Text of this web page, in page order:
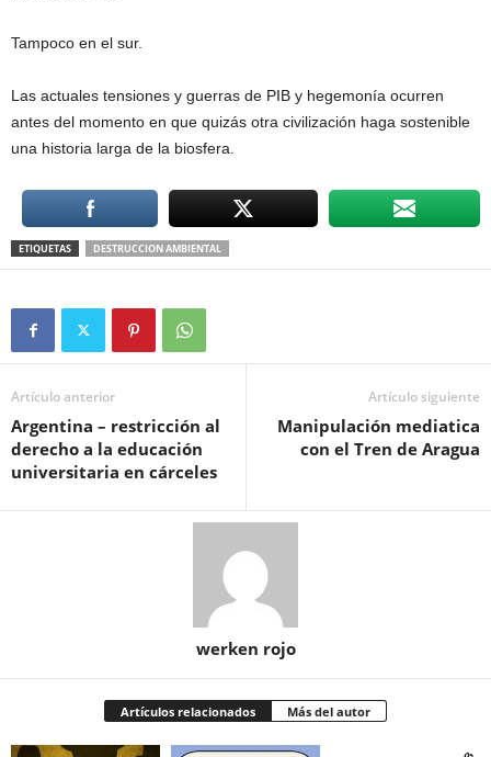
Tampoco en el sur.
Las actuales tensiones y guerras de PIB y hegemonía ocurren
antes del momento en que quizás otra civilización haga sostenible
una historia larga de la biosfera.
ETIQUETAS DESTRUCCION AMBIENTAL
Artículo anterior
Argentina – restricción al
derecho a la educación
universitaria en cárceles
Artículo siguiente
Manipulación mediatica
con el Tren de Aragua
werken rojo
Artículos relacionados Más del autor